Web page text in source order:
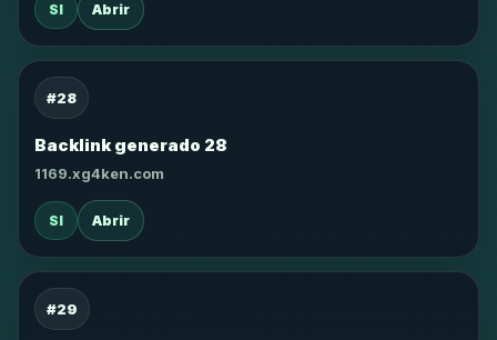
SI Abrir
#28
Backlink generado 28
1169.xg4ken.com
SI Abrir
#29